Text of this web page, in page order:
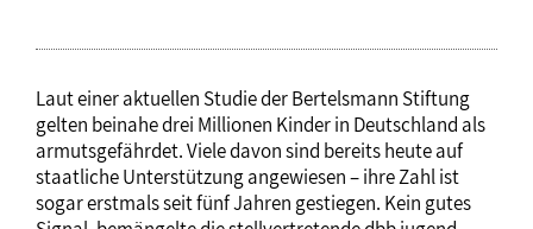
Laut einer aktuellen Studie der Bertelsmann Stiftung
gelten beinahe drei Millionen Kinder in Deutschland als
armutsgefährdet. Viele davon sind bereits heute auf
staatliche Unterstützung angewiesen – ihre Zahl ist
sogar erstmals seit fünf Jahren gestiegen. Kein gutes